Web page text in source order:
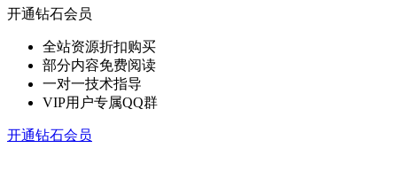
开通钻石会员
全站资源折扣购买
部分内容免费阅读
一对一技术指导
VIP用户专属QQ群
开通钻石会员